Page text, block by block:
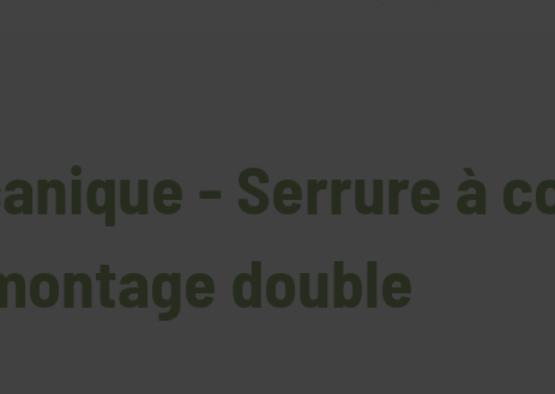
- Serrure à
double